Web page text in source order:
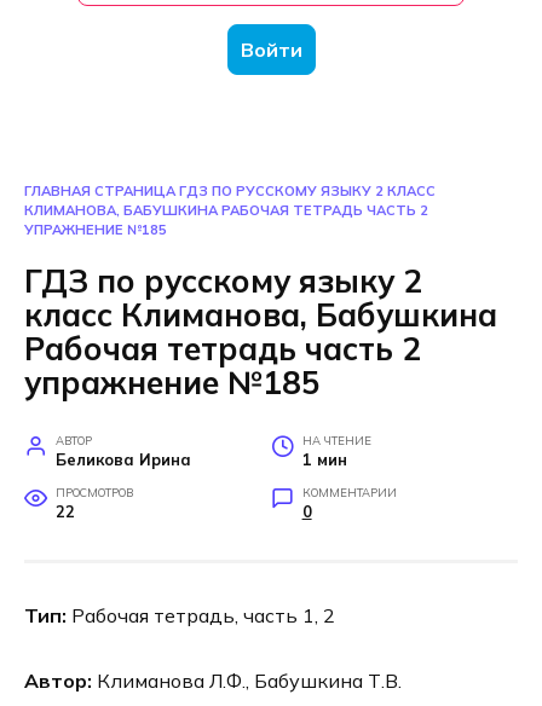
Войти
ГЛАВНАЯ СТРАНИЦА ГДЗ ПО РУССКОМУ ЯЗЫКУ 2 КЛАСС
КЛИМАНОВА, БАБУШКИНА РАБОЧАЯ ТЕТРАДЬ ЧАСТЬ 2
УПРАЖНЕНИЕ №185
ГДЗ по русскому языку 2
класс Климанова, Бабушкина
Рабочая тетрадь часть 2
упражнение №185
АВТОР
Беликова Ирина
НА ЧТЕНИЕ
1 мин
ПРОСМОТРОВ
22
КОММЕНТАРИИ
0
Тип: Рабочая тетрадь, часть 1, 2
Автор: Климанова Л.Ф., Бабушкина Т.В.